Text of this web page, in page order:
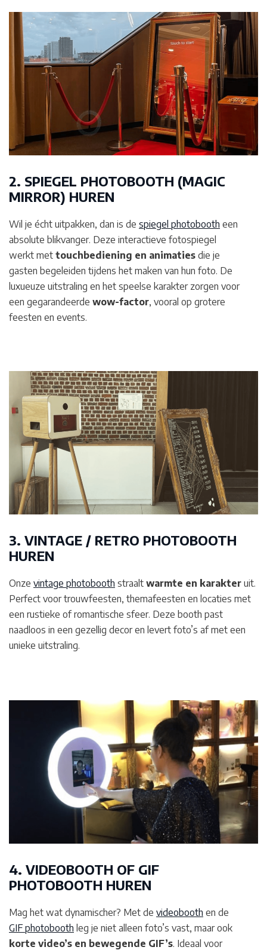
2. SPIEGEL PHOTOBOOTH (MAGIC
MIRROR) HUREN
Wil je écht uitpakken, dan is de spiegel photobooth een
absolute blikvanger. Deze interactieve fotospiegel
werkt met touchbediening en animaties die je
gasten begeleiden tijdens het maken van hun foto. De
luxueuze uitstraling en het speelse karakter zorgen voor
een gegarandeerde wow-factor, vooral op grotere
feesten en events.
3. VINTAGE / RETRO PHOTOBOOTH
HUREN
Onze vintage photobooth straalt warmte en karakter uit.
Perfect voor trouwfeesten, themafeesten en locaties met
een rustieke of romantische sfeer. Deze booth past
naadloos in een gezellig decor en levert foto’s af met een
unieke uitstraling.
4. VIDEOBOOTH OF GIF
PHOTOBOOTH HUREN
Mag het wat dynamischer? Met de videobooth en de
GIF photobooth leg je niet alleen foto’s vast, maar ook
korte video’s en bewegende GIF’s. Ideaal voor